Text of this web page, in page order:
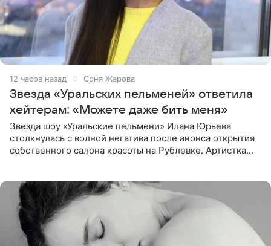
12 часов назад Соня Жарова
Звезда «Уральских пельменей» ответила
хейтерам: «Можете даже бить меня»
Звезда шоу «Уральские пельмени» Илана Юрьева
столкнулась с волной негатива после анонса открытия
собственного салона красоты на Рублевке. Артистка